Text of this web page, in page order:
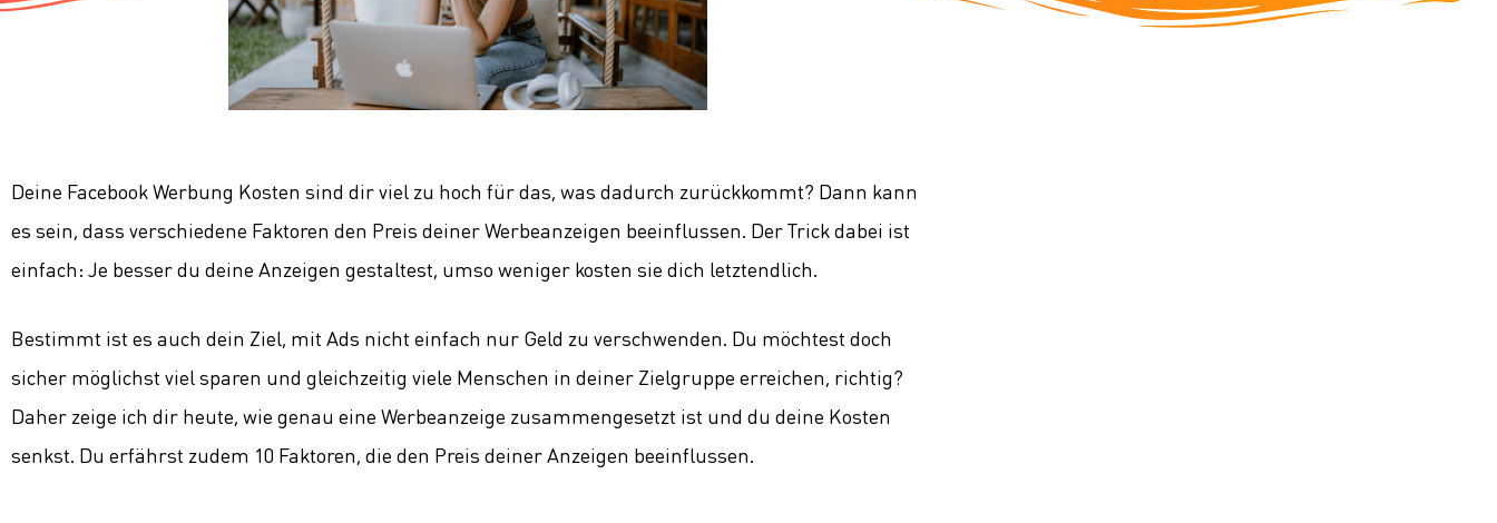
Deine Facebook Werbung Kosten sind dir viel zu hoch für das, was dadurch zurückkommt? Dann kann
es sein, dass verschiedene Faktoren den Preis deiner Werbeanzeigen beeinflussen. Der Trick dabei ist
einfach: Je besser du deine Anzeigen gestaltest, umso weniger kosten sie dich letztendlich.
Bestimmt ist es auch dein Ziel, mit Ads nicht einfach nur Geld zu verschwenden. Du möchtest doch
sicher möglichst viel sparen und gleichzeitig viele Menschen in deiner Zielgruppe erreichen, richtig?
Daher zeige ich dir heute, wie genau eine Werbeanzeige zusammengesetzt ist und du deine Kosten
senkst. Du erfährst zudem 10 Faktoren, die den Preis deiner Anzeigen beeinflussen.